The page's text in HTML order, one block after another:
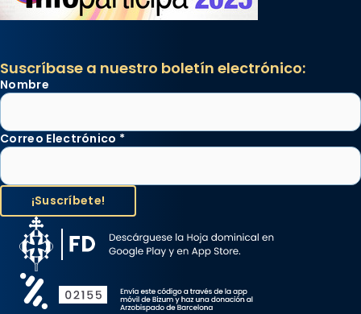
Suscríbase a nuestro boletín electrónico:
Nombre
Correo Electrónico *